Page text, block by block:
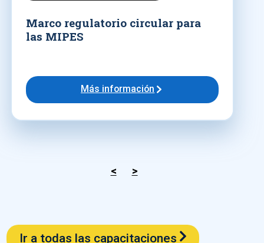
Marco regulatorio circular para
las MIPES
Más información
< >
Ir a todas las capacitaciones